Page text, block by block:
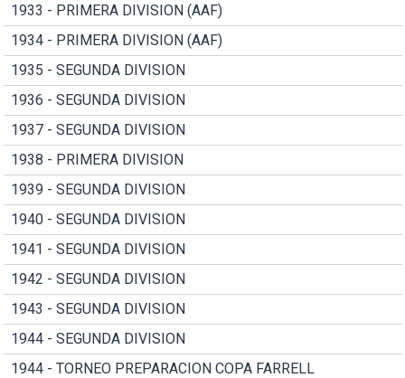
1933 - PRIMERA DIVISION (AAF)
1934 - PRIMERA DIVISION (AAF)
1935 - SEGUNDA DIVISION
1936 - SEGUNDA DIVISION
1937 - SEGUNDA DIVISION
1938 - PRIMERA DIVISION
1939 - SEGUNDA DIVISION
1940 - SEGUNDA DIVISION
1941 - SEGUNDA DIVISION
1942 - SEGUNDA DIVISION
1943 - SEGUNDA DIVISION
1944 - SEGUNDA DIVISION
1944 - TORNEO PREPARACION COPA FARRELL